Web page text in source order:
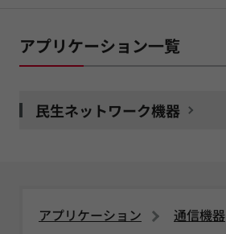
アプリケーション一覧
民生ネットワーク機器
アプリケーション 通信機器